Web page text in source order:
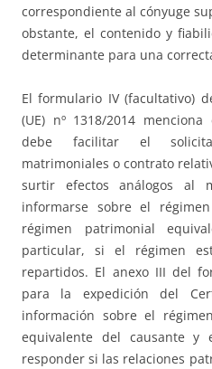
correspondiente al cónyuge
obstante, el contenido y
determinante para una
El formulario IV (facultativo)
(UE) nº 1318/2014
debe facilitar el
matrimoniales o contrato
surtir efectos análogos al
informarse sobre el
régimen patrimonial
particular, si el régimen
repartidos. El anexo III del
para la expedición del
información sobre el
equivalente del causante
responder si las relaciones